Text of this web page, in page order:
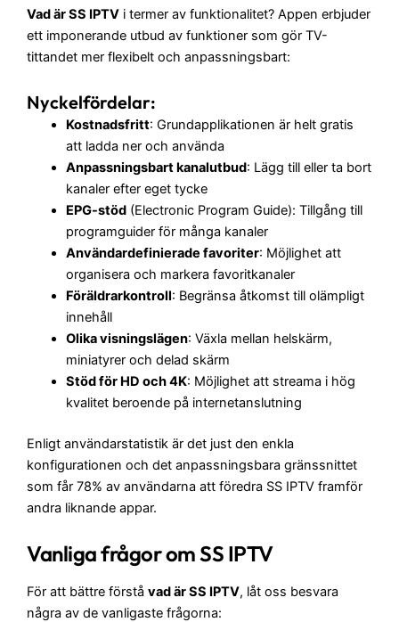
Vad är SS IPTV i termer av funktionalitet? Appen erbjuder
ett imponerande utbud av funktioner som gör TV-
tittandet mer flexibelt och anpassningsbart:
Nyckelfördelar:
Kostnadsfritt: Grundapplikationen är helt gratis
att ladda ner och använda
Anpassningsbart kanalutbud: Lägg till eller ta bort
kanaler efter eget tycke
EPG-stöd(Electronic Program Guide): Tillgång till
programguider för många kanaler
Användardefinierade favoriter: Möjlighet att
organisera och markera favoritkanaler
Föräldrarkontroll: Begränsa åtkomst till olämpligt
innehåll
Olika visningslägen: Växla mellan helskärm,
miniatyrer och delad skärm
Stöd för HD och 4K: Möjlighet att streama i hög
kvalitet beroende på internetanslutning
Enligt användarstatistik är det just den enkla
konfigurationen och det anpassningsbara gränssnittet
som får 78% av användarna att föredra SS IPTV framför
andra liknande appar.
Vanliga frågor omSS IPTV
För att bättre förstå vad är SS IPTV, låt oss besvara
några av de vanligaste frågorna: